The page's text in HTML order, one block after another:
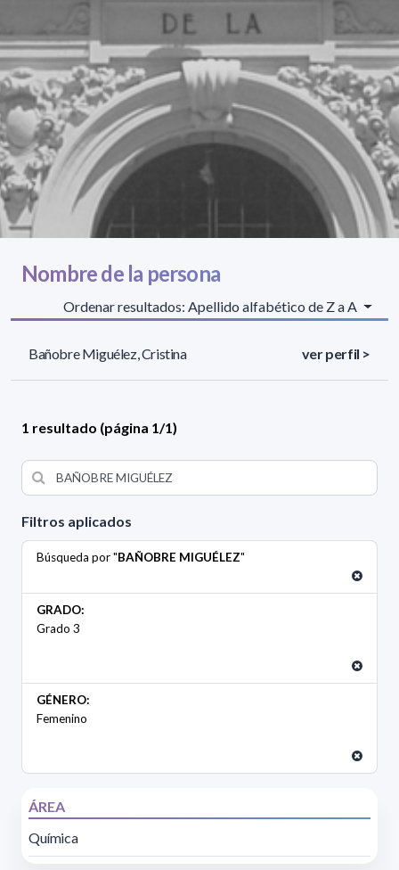
Filtros aplicados
Búsqueda por "BAÑOBRE MIGUÉLEZ"
GRADO:
Grado 3
GÉNERO:
Femenino
ÁREA
Química
Nombre de la persona
Ordenar resultados: Apellido alfabético de Z a A
Bañobre Miguélez, Cristina ver perfil >
1 resultado (página 1/1)